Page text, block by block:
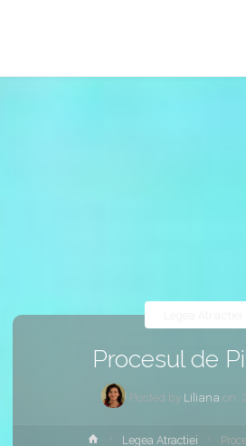
Procesul de
Posted by Liliana on
HomeLegea Atractiei